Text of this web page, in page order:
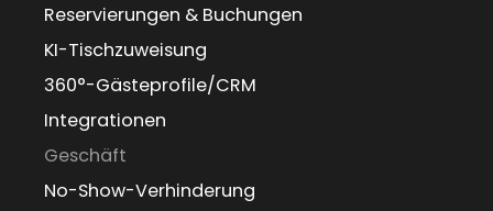
Reservierungen & Buchungen
KI-Tischzuweisung
360°-Gästeprofile/CRM
Integrationen
Geschäft
No-Show-Verhinderung